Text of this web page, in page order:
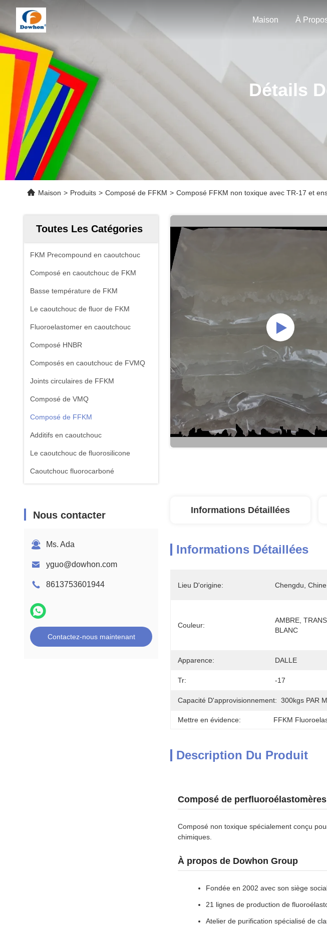
Maison
Détails
Maison > Produits > Composé de FFKM > Composé FFKM non toxique avec TR-17 et
Toutes Les Catégories
FKM Precompound en caoutchouc
Composé en caoutchouc de FKM
Basse température de FKM
Le caoutchouc de fluor de FKM
Fluoroelastomer en caoutchouc
Composé HNBR
Composés en caoutchouc de FVMQ
Joints circulaires de FFKM
Composé de VMQ
Composé de FFKM
Additifs en caoutchouc
Le caoutchouc de fluorosilicone
Caoutchouc fluorocarboné
Nous contacter
Ms. Ada
yguo@dowhon.com
8613753601944
Contactez-nous maintenant
Informations Détaillées
Informations Détaillées
Lieu D'origine: Chengdu, Chine
Couleur:
AMBRE,
BLANC
Apparence: DALLE
Tr: -17
Capacité D'approvisionnement: 300kgs PAR
Mettre en évidence: FFKM
Description Du Produit
Composé de
Composé non toxique spécialement conçu
chimiques.
À propos de Dowhon Group
Fondée en 2002 avec son siège
21 lignes de production de
Atelier de purification spécialisé de